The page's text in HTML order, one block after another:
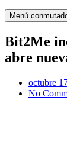
Menú
Bit2Me
abre
octubre
No